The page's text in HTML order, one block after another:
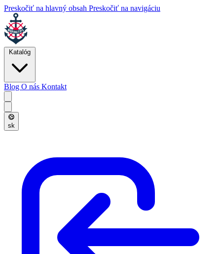
Preskočiť na hlavný obsah Preskočiť na navigáciu
Katalóg
Blog O nás Kontakt
sk